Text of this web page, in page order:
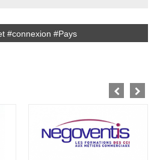
#connexion #Pays